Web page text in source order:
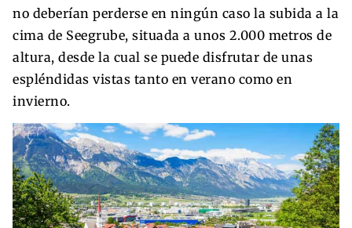
no deberían perderse en ningún caso la subida a la
cima de Seegrube, situada a unos 2.000 metros de
altura, desde la cual se puede disfrutar de unas
espléndidas vistas tanto en verano como en
invierno.